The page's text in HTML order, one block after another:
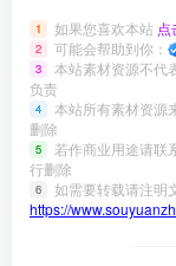
1 如果您喜欢本站
2 可能会帮助到你：
3
本站素材资源不代
负责
4
本站所有素材资源
删除
5 若作商业用途请联
行删除
6
如需要转载请注明
https://